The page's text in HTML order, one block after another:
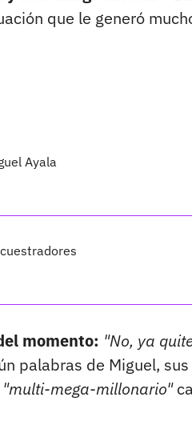
que le generó
Ayala
momento: "No, ya
palabras de Miguel, sus
"multi-mega-millonario"